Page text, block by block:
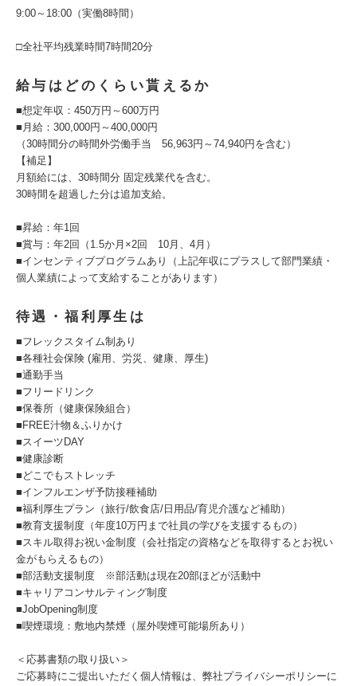
9:00～18:00（実働8時間）
□全社平均残業時間7時間20分
給与はどのくらい貰えるか
■想定年収：450万円～600万円
■月給：300,000円～400,000円
（30時間分の時間外労働手当 56,963円～74,940円を含む）
【補足】
月額給には、30時間分 固定残業代を含む。
30時間を超過した分は追加支給。
■昇給：年1回
■賞与：年2回（1.5か月×2回 10月、4月）
■インセンティブプログラムあり（上記年収にプラスして部門業績・
個人業績によって支給することがあります）
待遇・福利厚生は
■フレックスタイム制あり
■各種社会保険 (雇用、労災、健康、厚生)
■通勤手当
■フリードリンク
■保養所（健康保険組合）
■FREE汁物＆ふりかけ
■スイーツDAY
■健康診断
■どこでもストレッチ
■インフルエンザ予防接種補助
■福利厚生プラン（旅行/飲食店/日用品/育児介護など補助）
■教育支援制度（年度10万円まで社員の学びを支援するもの）
■スキル取得お祝い金制度（会社指定の資格などを取得するとお祝い
金がもらえるもの）
■部活動支援制度 ※部活動は現在20部ほどが活動中
■キャリアコンサルティング制度
■JobOpening制度
■喫煙環境：敷地内禁煙（屋外喫煙可能場所あり）
＜応募書類の取り扱い＞
ご応募時にご提出いただく個人情報は、弊社プライバシーポリシーに